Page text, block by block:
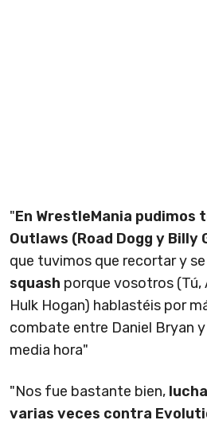
"En WrestleMania pudimos
Outlaws (Road Dogg y Billy
que tuvimos que recortar y
squash porque vosotros (Tú,
Hulk Hogan) hablastéis por
combate entre Daniel Bryan
media hora"
"Nos fue bastante bien,
varias veces contra